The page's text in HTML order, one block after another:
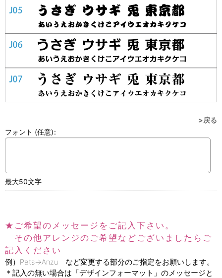
>戻る
フォント (任意):
最大50文字
★ご希望のメッセージをご記入下さい。
その他アレンジのご希望などございましたらご
記入ください
例）Pets→Anzu など変更する部分のご指定をお願いします。
＊記入の無い場合は「デザインフォーマット」のメッセージと